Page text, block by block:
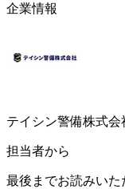
企業情報
テイシン警備株式会
担当者から
最後までお読みい